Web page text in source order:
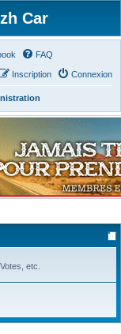
Car
FAQ
Connexion
Inscription
etc.